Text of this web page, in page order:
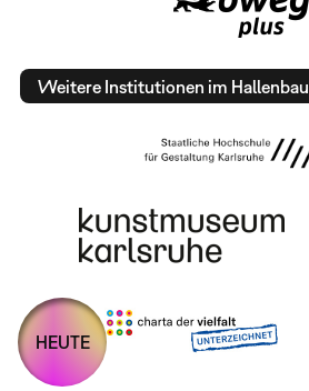
Weitere Institutionen im Hallenbau
HEUTE